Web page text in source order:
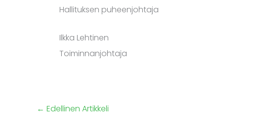
Hallituksen puheenjohtaja
Ilkka Lehtinen
Toiminnanjohtaja
← Edellinen Artikkeli